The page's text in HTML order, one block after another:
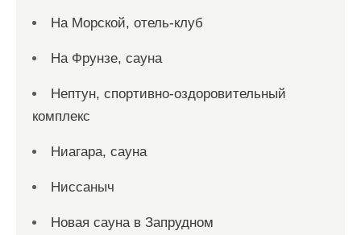
На Морской, отель-клуб
На Фрунзе, сауна
Нептун, спортивно-оздоровительный
комплекс
Ниагара, сауна
Ниссаныч
Новая сауна в Запрудном